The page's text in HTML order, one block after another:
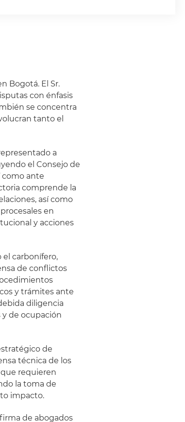
Bogotá. El Sr.
con énfasis
se concentra
tanto el
a
el Consejo de
como ante
comprende la
así como
en
y acciones
el carbonífero,
de conflictos
y trámites ante
diligencia
de ocupación
de
técnica de los
que requieren
la toma de
impacto.
de abogados